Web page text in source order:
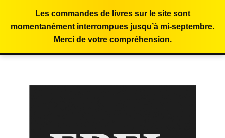
Les commandes de livres sur le site sont
momentanément interrompues jusqu’à mi-septembre.
Merci de votre compréhension.